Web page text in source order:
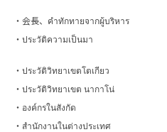
・会長、คำทักทายจากผู้บริหาร
・ประวัติความเป็นมา
・ประวัติวิทยาเขตโตเกียว
・ประวัติวิทยาเขต นากาโน่
・องค์กรในสังกัด
・สำนักงานในต่างประเทศ